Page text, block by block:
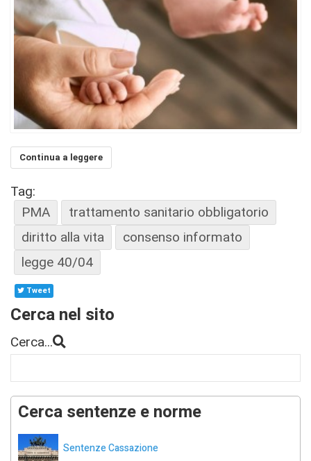
Continua a leggere
Tag:
PMA
trattamento sanitario obbligatorio
diritto alla vita
consenso informato
legge 40/04
Tweet
Cerca nel sito
Cerca...
Cerca sentenze e norme
Sentenze Cassazione